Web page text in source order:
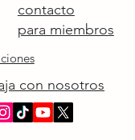
contacto
para miembros
con nosotros